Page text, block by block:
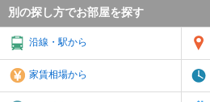
別の探し方でお部屋を探す
沿線・駅から
家賃相場から